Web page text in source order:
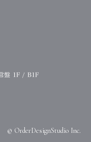
盤 1F / B1F
©︎ OrderDesignStudio Inc.